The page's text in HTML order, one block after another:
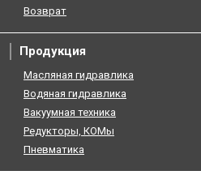
Возврат
Продукция
Масляная гидравлика
Водяная гидравлика
Вакуумная техника
Редукторы, КОМы
Пневматика